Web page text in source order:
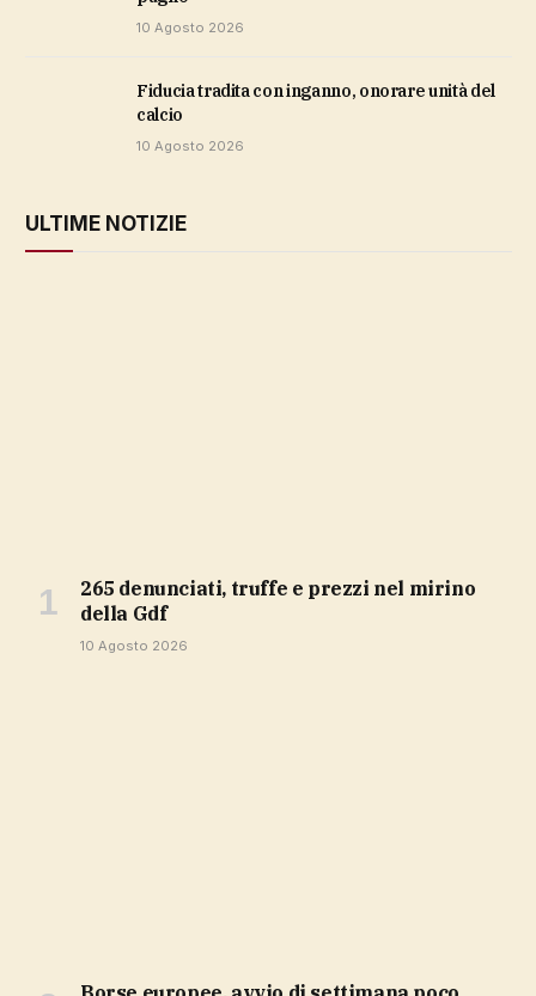
10 Agosto 2026
Fiducia tradita con inganno, onorare unità del
calcio
10 Agosto 2026
ULTIME NOTIZIE
265 denunciati, truffe e prezzi nel mirino
della Gdf
10 Agosto 2026